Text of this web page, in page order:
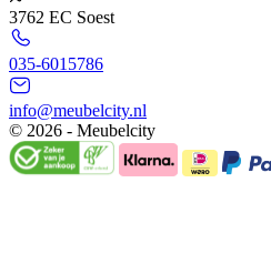
3762 EC Soest
035-6015786
info@meubelcity.nl
© 2026 - Meubelcity